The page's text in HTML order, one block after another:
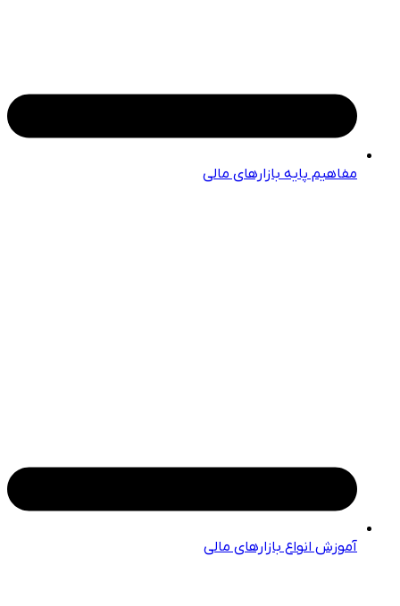
مفاهیم پایه بازارهای مالی
آموزش انواع بازارهای مالی